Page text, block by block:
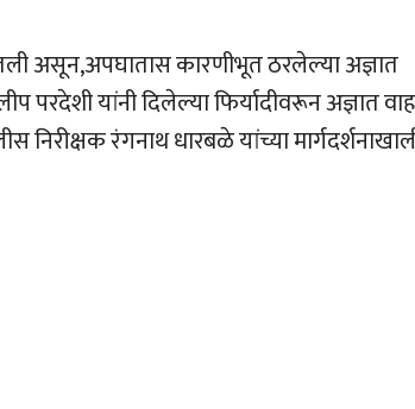
असून,अपघातास कारणीभूत ठरलेल्या अज्ञात
यांनी दिलेल्या फिर्यादीवरून अज्ञात
रंगनाथ धारबळे यांच्या